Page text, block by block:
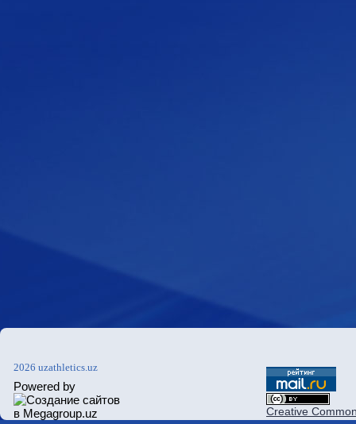
2026 uzathletics.uz
Powered by
Creative